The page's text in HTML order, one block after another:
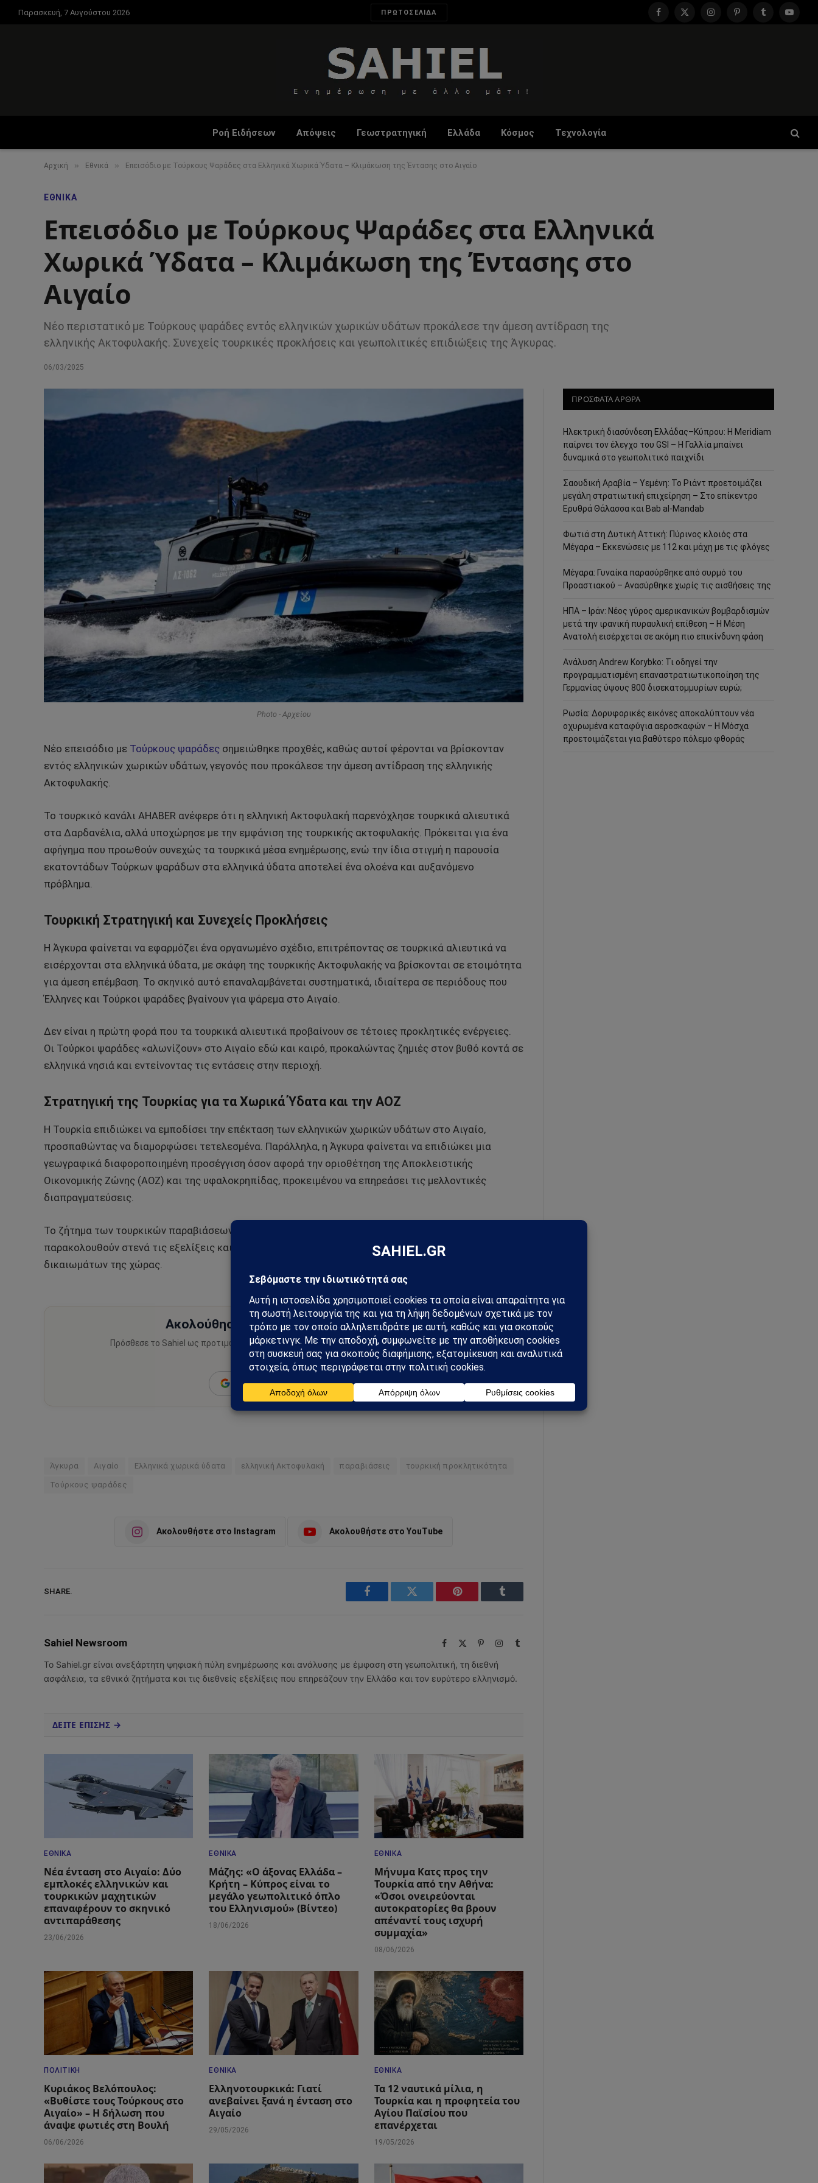
Παρασκευή, 7 Αυγούστου 2026 ΠΡΩΤΟΣΕΛΙΔΑ
Facebook
X
InstagramPinterestTumblr
Ροή Ειδήσεων Απόψεις Γεωστρατηγική Ελλάδα Κόσμος Τεχνολογία
Αρχική » Εθνικά » Επεισόδιο με Τούρκους Ψαράδες στα Ελληνικά Χωρικά Ύδατα – Κλιμάκωση της Έντασης στο Αιγαίο
ΕΘΝΙΚΆ
Επεισόδιο με Τούρκους Ψαράδες στα Ελληνικά
Χωρικά Ύδατα – Κλιμάκωση της Έντασης στο
Αιγαίο
Νέο περιστατικό με Τούρκους ψαράδες εντός ελληνικών χωρικών υδάτων προκάλεσε την άμεση αντίδραση της
ελληνικής Ακτοφυλακής. Συνεχείς τουρκικές προκλήσεις και γεωπολιτικές επιδιώξεις της Άγκυρας.
06/03/2025
Photo - Αρχείου
Νέο επεισόδιο με Τούρκους ψαράδες σημειώθηκε προχθές, καθώς αυτοί φέρονται να βρίσκονταν
εντός ελληνικών χωρικών υδάτων, γεγονός που προκάλεσε την άμεση αντίδραση της ελληνικής
Ακτοφυλακής.
Το τουρκικό κανάλι AHABER ανέφερε ότι η ελληνική Ακτοφυλακή παρενόχλησε τουρκικά αλιευτικά
στα Δαρδανέλια, αλλά υποχώρησε με την εμφάνιση της τουρκικής ακτοφυλακής. Πρόκειται για ένα
αφήγημα που προωθούν συνεχώς τα τουρκικά μέσα ενημέρωσης, ενώ την ίδια στιγμή η παρουσία
εκατοντάδων Τούρκων ψαράδων στα ελληνικά ύδατα αποτελεί ένα ολοένα και αυξανόμενο
πρόβλημα.
Τουρκική Στρατηγική και Συνεχείς Προκλήσεις
Η Άγκυρα φαίνεται να εφαρμόζει ένα οργανωμένο σχέδιο, επιτρέποντας σε τουρκικά αλιευτικά να
εισέρχονται στα ελληνικά ύδατα, με σκάφη της τουρκικής Ακτοφυλακής να βρίσκονται σε ετοιμότητα
για άμεση επέμβαση. Το σκηνικό αυτό επαναλαμβάνεται συστηματικά, ιδιαίτερα σε περιόδους που
Έλληνες και Τούρκοι ψαράδες βγαίνουν για ψάρεμα στο Αιγαίο.
Δεν είναι η πρώτη φορά που τα τουρκικά αλιευτικά προβαίνουν σε τέτοιες προκλητικές ενέργειες.
Οι Τούρκοι ψαράδες «αλωνίζουν» στο Αιγαίο εδώ και καιρό, προκαλώντας ζημιές στον βυθό κοντά σε
ελληνικά νησιά και εντείνοντας τις εντάσεις στην περιοχή.
Στρατηγική της Τουρκίας για τα Χωρικά Ύδατα και την ΑΟΖ
Η Τουρκία επιδιώκει να εμποδίσει την επέκταση των ελληνικών χωρικών υδάτων στο Αιγαίο,
προσπαθώντας να διαμορφώσει τετελεσμένα. Παράλληλα, η Άγκυρα φαίνεται να επιδιώκει μια
γεωγραφικά διαφοροποιημένη προσέγγιση όσον αφορά την οριοθέτηση της Αποκλειστικής
Οικονομικής Ζώνης (ΑΟΖ) και της υφαλοκρηπίδας, προκειμένου να επηρεάσει τις μελλοντικές
διαπραγματεύσεις.
Το ζήτημα των τουρκικών παραβιάσεων παραμένει ανοιχτό, με τις ελληνικές αρχές να
παρακολουθούν στενά τις εξελίξεις και να αντιδρούν δυναμικά για την προστασία των κυριαρχικών
δικαιωμάτων της χώρας.
Ακολούθησε το Sahiel στο Google News
Πρόσθεσε το Sahiel ως προτιμώμενη πηγή για να λαμβάνεις πρώτος τις σημαντικότερες
ειδήσεις και αναλύσεις.
Add as a preferred source
Άγκυρα Αιγαίο Ελληνικά χωρικά ύδατα ελληνική Ακτοφυλακή παραβιάσεις τουρκική προκλητικότητα
Τούρκους ψαράδες
Ακολουθήστε στο Instagram Ακολουθήστε στο YouTube
SHARE.
Facebook Twitter Pinterest Tumblr
Sahiel Newsroom Facebook PinterestInstagram
Tumblr
Το Sahiel.gr είναι ανεξάρτητη ψηφιακή πύλη ενημέρωσης και ανάλυσης με έμφαση στη γεωπολιτική, τη διεθνή
ασφάλεια, τα εθνικά ζητήματα και τις διεθνείς εξελίξεις που επηρεάζουν την Ελλάδα και τον ευρύτερο ελληνισμό.
ΔΕΙΤΕ ΕΠΙΣΗΣ →
ΕΘΝΙΚΆ
Νέα ένταση στο Αιγαίο: Δύο
εμπλοκές ελληνικών και
τουρκικών μαχητικών
επαναφέρουν το σκηνικό
αντιπαράθεσης
23/06/2026
ΕΘΝΙΚΆ
Μάζης: «Ο άξονας Ελλάδα –
Κρήτη – Κύπρος είναι το
μεγάλο γεωπολιτικό όπλο
του Ελληνισμού» (Βίντεο)
18/06/2026
ΕΘΝΙΚΆ
Μήνυμα Κατς προς την
Τουρκία από την Αθήνα:
«Όσοι ονειρεύονται
αυτοκρατορίες θα βρουν
απέναντί τους ισχυρή
συμμαχία»
08/06/2026
ΠΟΛΙΤΙΚΉ
Κυριάκος Βελόπουλος:
«Βυθίστε τους Τούρκους στο
Αιγαίο» – Η δήλωση που
άναψε φωτιές στη Βουλή
06/06/2026
ΕΘΝΙΚΆ
Ελληνοτουρκικά: Γιατί
ανεβαίνει ξανά η ένταση στο
Αιγαίο
29/05/2026
ΕΘΝΙΚΆ
Τα 12 ναυτικά μίλια, η
Τουρκία και η προφητεία του
Αγίου Παϊσίου που
επανέρχεται
19/05/2026
ΠΡΟΣΦΑΤΑ ΑΡΘΡΑ
Ηλεκτρική διασύνδεση Ελλάδας–Κύπρου: Η Meridiam
παίρνει τον έλεγχο του GSI – Η Γαλλία μπαίνει
δυναμικά στο γεωπολιτικό παιχνίδι
Σαουδική Αραβία – Υεμένη: Το Ριάντ προετοιμάζει
μεγάλη στρατιωτική επιχείρηση – Στο επίκεντρο
Ερυθρά Θάλασσα και Bab al-Mandab
Φωτιά στη Δυτική Αττική: Πύρινος κλοιός στα
Μέγαρα – Εκκενώσεις με 112 και μάχη με τις φλόγες
Μέγαρα: Γυναίκα παρασύρθηκε από συρμό του
Προαστιακού – Ανασύρθηκε χωρίς τις αισθήσεις της
ΗΠΑ – Ιράν: Νέος γύρος αμερικανικών βομβαρδισμών
μετά την ιρανική πυραυλική επίθεση – Η Μέση
Ανατολή εισέρχεται σε ακόμη πιο επικίνδυνη φάση
Ανάλυση Andrew Korybko: Τι οδηγεί την
προγραμματισμένη επαναστρατιωτικοποίηση της
Γερμανίας ύψους 800 δισεκατομμυρίων ευρώ;
Ρωσία: Δορυφορικές εικόνες αποκαλύπτουν νέα
οχυρωμένα καταφύγια αεροσκαφών – Η Μόσχα
προετοιμάζεται για βαθύτερο πόλεμο φθοράς